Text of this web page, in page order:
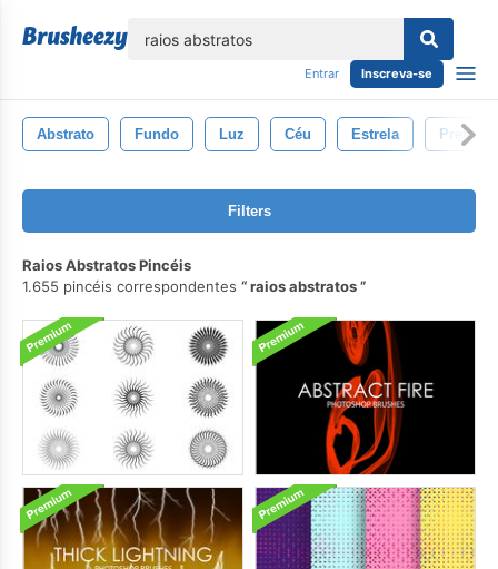
Entrar Inscreva-se
Abstrato Fundo Luz Céu Estrela Preto
Filters
Raios Abstratos Pincéis
1.655 pincéis correspondentes
raios abstratos